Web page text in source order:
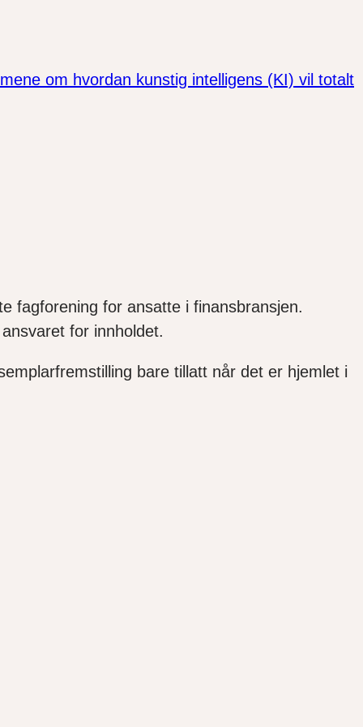
om hvordan kunstig intelligens (KI) vil totalt
fagforening for ansatte i finansbransjen.
for innholdet.
bare tillatt når det er hjemlet i